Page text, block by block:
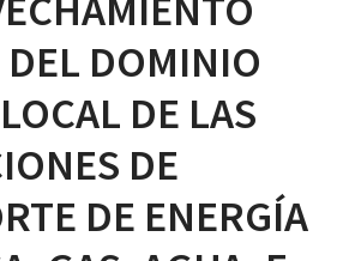
DEL DOMINIO
DE LAS
DE
DE ENERGÍA